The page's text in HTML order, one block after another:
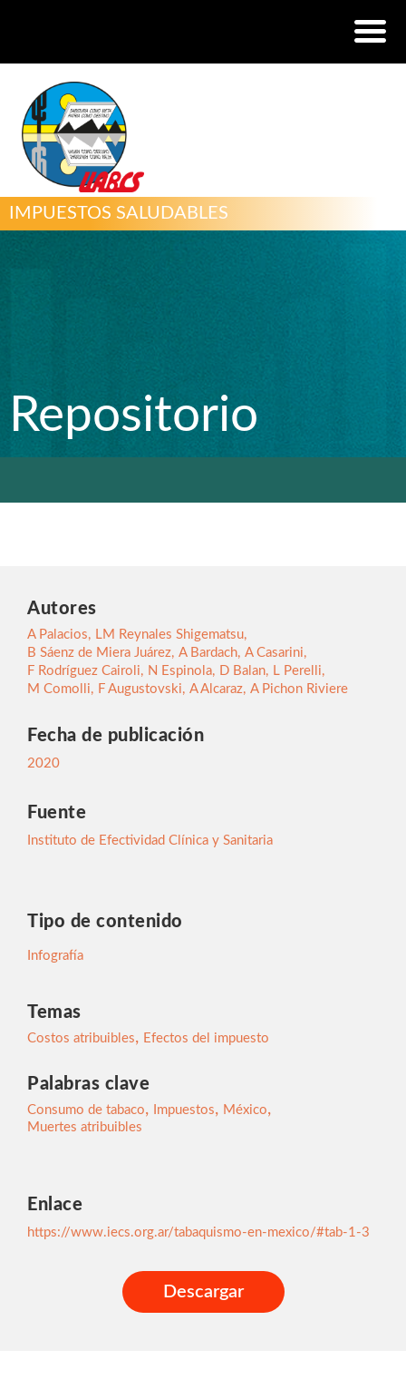
IMPUESTOS SALUDABLES
Repositorio
Autores
A Palacios, LM Reynales Shigematsu,
B Sáenz de Miera Juárez, A Bardach, A Casarini,
F Rodríguez Cairoli, N Espinola, D Balan, L Perelli,
M Comolli, F Augustovski, A Alcaraz, A Pichon Riviere
Fecha de publicación
2020
Fuente
Instituto de Efectividad Clínica y Sanitaria
Tipo de contenido
Infografía
Temas
Costos atribuibles, Efectos del impuesto
Palabras clave
Consumo de tabaco, Impuestos, México,
Muertes atribuibles
Enlace
https://www.iecs.org.ar/tabaquismo-en-mexico/#tab-1-3
Descargar